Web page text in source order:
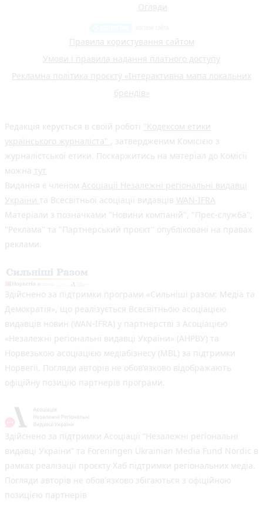
Огляди
Правила користування сайтом
Умови і правила надання платного доступу
Рекламна політика проєкту «Інтерактивна мапа локальних
брендів»
Редакція керується в своїй роботі "Кодексом етики
українського журналіста" , затвердженим Комісією з
журналістської етики. Поскаржитись на матеріал до Комісії
можна тут
Видання є членом Асоціації Незалежні регіональні видавці
України та Всесвітньої асоціації видавців WAN-IFRA
Матеріали з позначками "Новини компаній", "Прес-служба",
"Реклама" та "Партнерський проєкт" опубліковані на правах
реклами.
Здійснено за підтримки програми «Сильніші разом: Медіа та
Демократія», що реалізується Всесвітньою асоціацією
видавців новин (WAN-IFRA) у партнерстві з Асоціацією
«Незалежні регіональні видавці України» (АНРВУ) та
Норвезькою асоціацією медіабізнесу (MBL) за підтримки
Норвегії. Погляди авторів не обов’язково відображають
офіційну позицію партнерів програми.
Здійснено за підтримки Асоціації “Незалежні регіональні
видавці України” та Foreningen Ukrainian Media Fund Nordic в
рамках реалізації проєкту Хаб підтримки регіональних медіа.
Погляди авторів не обов'язково збігаються з офіційною
позицією партнерів